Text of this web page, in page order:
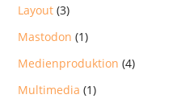
Layout (3)
Mastodon (1)
Medienproduktion (4)
Multimedia (1)